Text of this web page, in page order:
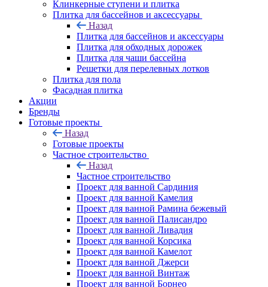
Клинкерные ступени и плитка
Плитка для бассейнов и аксессуары
Назад
Плитка для бассейнов и аксессуары
Плитка для обходных дорожек
Плитка для чаши бассейна
Решетки для перелевных лотков
Плитка для пола
Фасадная плитка
Акции
Бренды
Готовые проекты
Назад
Готовые проекты
Частное строительство
Назад
Частное строительство
Проект для ванной Сардиния
Проект для ванной Камелия
Проект для ванной Рамина бежевый
Проект для ванной Палисандро
Проект для ванной Ливадия
Проект для ванной Корсика
Проект для ванной Камелот
Проект для ванной Джерси
Проект для ванной Винтаж
Проект для ванной Борнео